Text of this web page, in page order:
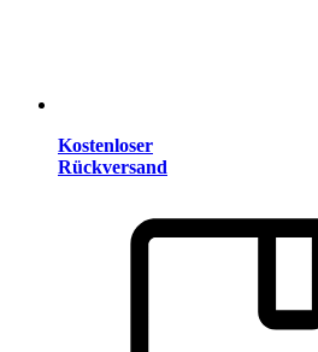
Kostenloser
Rückversand